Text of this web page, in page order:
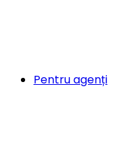
Pentru agenți